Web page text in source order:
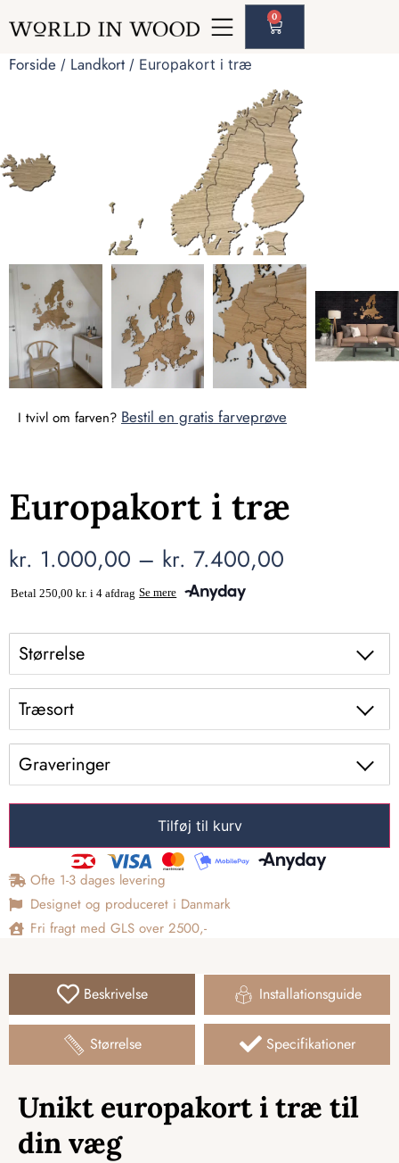
0
Forside / Landkort / Europakort i træ
I tvivl om farven? Bestil en gratis farveprøve
Europakort i træ
kr. 1.000,00 – kr. 7.400,00
Størrelse
Træsort
Graveringer
Tilføj til kurv
Ofte 1-3 dages levering
Designet og produceret i Danmark
Fri fragt med GLS over 2500,-
Beskrivelse
Størrelse
Installationsguide
Specifikationer
Unikt europakort i træ til
din væg